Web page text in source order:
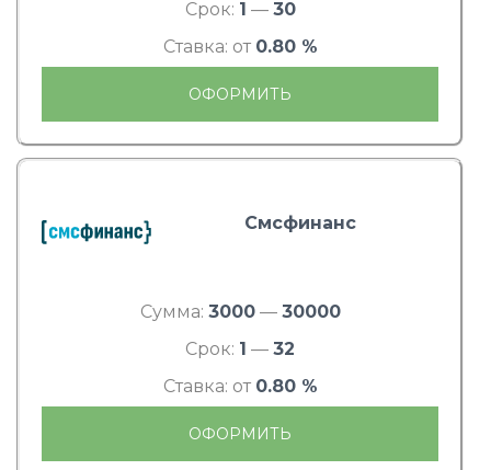
Срок: 1 — 30
Ставка: от 0.80 %
ОФОРМИТЬ
Смсфинанс
Сумма: 3000— 30000
Срок: 1 — 32
Ставка: от 0.80 %
ОФОРМИТЬ